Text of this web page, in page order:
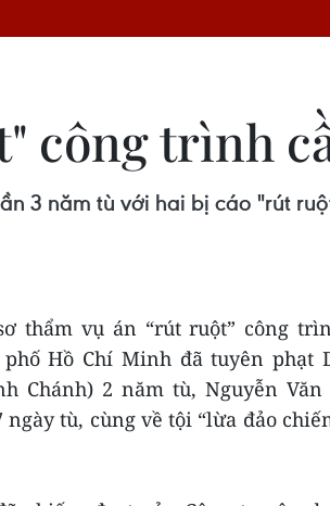
công trình
3 năm tù với hai bị cáo "rút
thẩm vụ án “rút ruột” công
Hồ Chí Minh đã tuyên phạt
Chánh) 2 năm tù, Nguyễn Văn
tù, cùng về tội “lừa đảo